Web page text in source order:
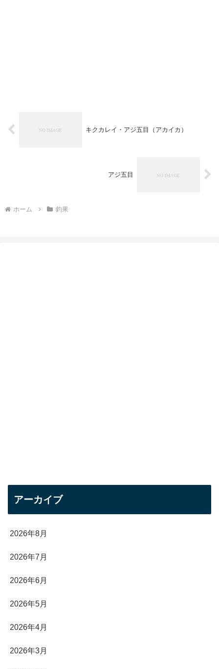
キクカレイ・アジ五目（アカイカ）
アジ五目
ホーム 釣果
アーカイブ
2026年8月
2026年7月
2026年6月
2026年5月
2026年4月
2026年3月